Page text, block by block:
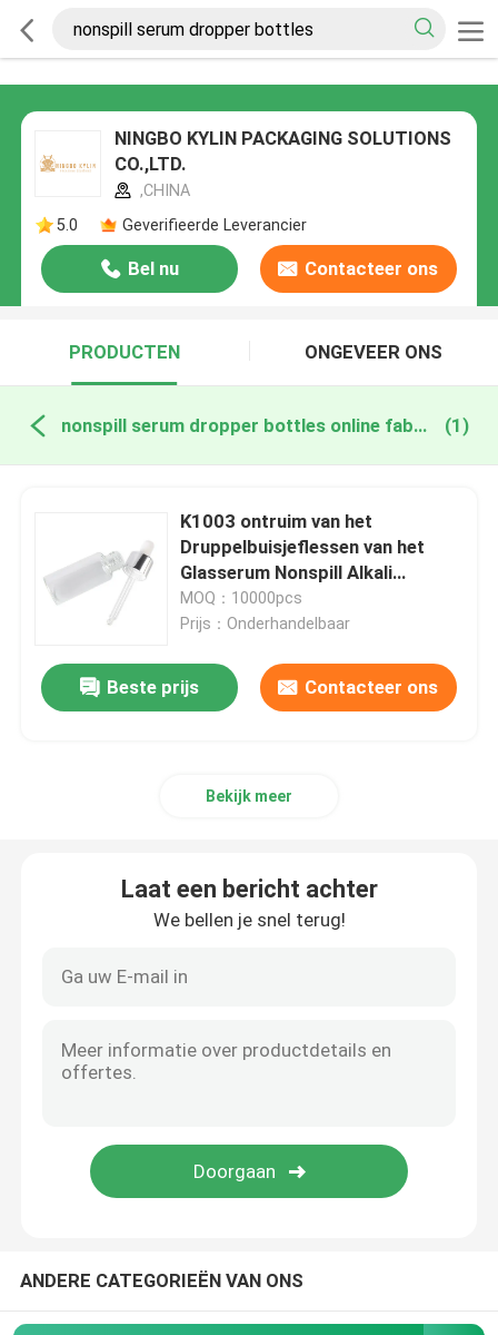
NINGBO KYLIN PACKAGING SOLUTIONS
CO.,LTD.
,CHINA
5.0
Geverifieerde Leverancier
Bel nu Contacteer ons
PRODUCTEN ONGEVEER ONS
nonspill serum dropper bottles online fabricage (1)
K1003 ontruim van het
Druppelbuisjeflessen van het
Glasserum Nonspill Alkali
Bestand
MOQ：10000pcs
Prijs：Onderhandelbaar
Beste prijs Contacteer ons
Bekijk meer
Laat een bericht achter
We bellen je snel terug!
ANDERE CATEGORIEËN VAN ONS